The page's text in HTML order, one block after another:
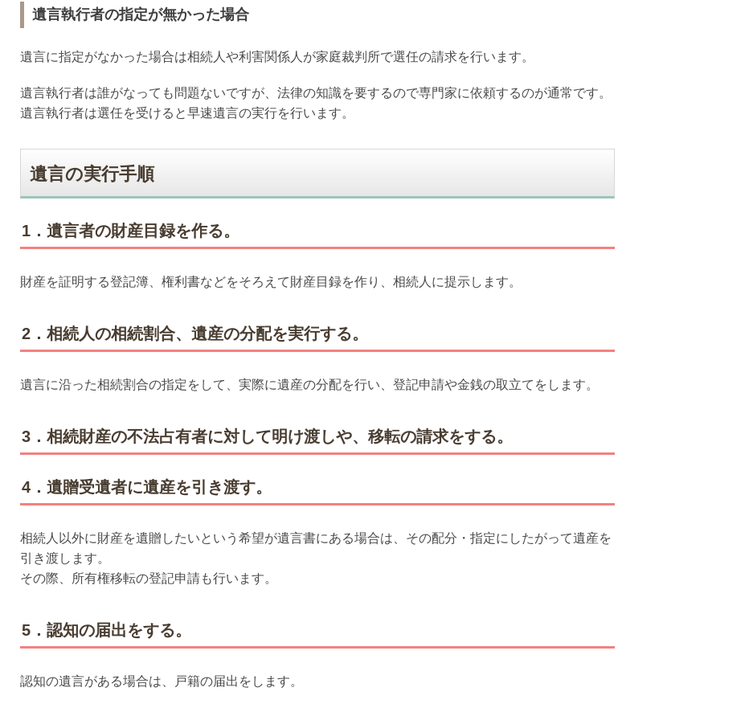
遺言執行者の指定が無かった場合
遺言に指定がなかった場合は相続人や利害関係人が家庭裁判所で選任の請求を行います。
遺言執行者は誰がなっても問題ないですが、法律の知識を要するので専門家に依頼するのが通常です。
遺言執行者は選任を受けると早速遺言の実行を行います。
遺言の実行手順
1．遺言者の財産目録を作る。
財産を証明する登記簿、権利書などをそろえて財産目録を作り、相続人に提示します。
2．相続人の相続割合、遺産の分配を実行する。
遺言に沿った相続割合の指定をして、実際に遺産の分配を行い、登記申請や金銭の取立てをします。
3．相続財産の不法占有者に対して明け渡しや、移転の請求をする。
4．遺贈受遺者に遺産を引き渡す。
相続人以外に財産を遺贈したいという希望が遺言書にある場合は、その配分・指定にしたがって遺産を
引き渡します。
その際、所有権移転の登記申請も行います。
5．認知の届出をする。
認知の遺言がある場合は、戸籍の届出をします。